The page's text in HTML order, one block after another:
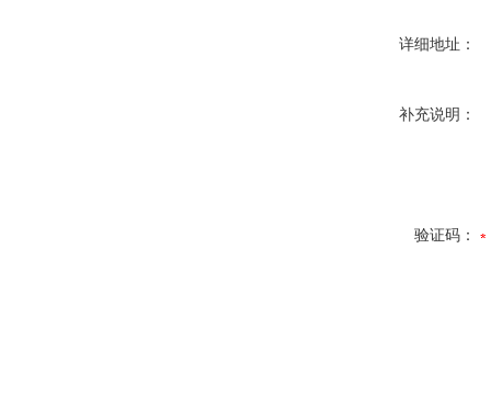
详细地址：
补充说明：
验证码：